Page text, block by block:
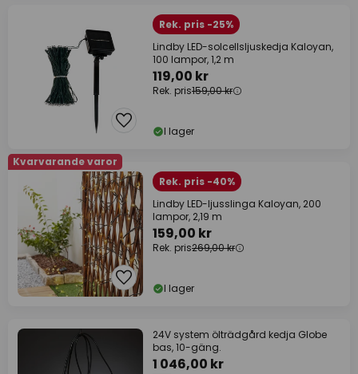
Rek. pris -25%
Lindby LED-solcellsljuskedja Kaloyan,
100 lampor, 1,2 m
119,00 kr
Rek. pris159,00 kr
I lager
Kvarvarande varor
Rek. pris -40%
Lindby LED-ljusslinga Kaloyan, 200
lampor, 2,19 m
159,00 kr
Rek. pris269,00 kr
I lager
24V system ölträdgård kedja Globe
bas, 10-gäng.
1 046,00 kr